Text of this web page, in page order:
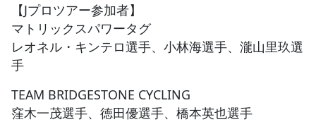
【Jプロツアー参加者】
マトリックスパワータグ
レオネル・キンテロ選手、小林海選手、瀧山里玖選
手
TEAM BRIDGESTONE CYCLING
窪木一茂選手、徳田優選手、橋本英也選手